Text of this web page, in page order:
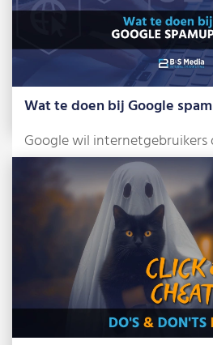
Wat te doen bij Google
Google wil
en betrouwbare
bereiken, […]